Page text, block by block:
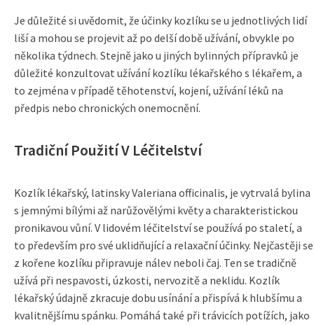
Je důležité si uvědomit, že účinky kozlíku se u jednotlivých lidí
liší a mohou se projevit až po delší době užívání, obvykle po
několika týdnech. Stejně jako u jiných bylinných přípravků je
důležité konzultovat užívání kozlíku lékařského s lékařem, a
to zejména v případě těhotenství, kojení, užívání léků na
předpis nebo chronických onemocnění.
Tradiční Použití V Léčitelství
Kozlík lékařský, latinsky Valeriana officinalis, je vytrvalá bylina
s jemnými bílými až narůžovělými květy a charakteristickou
pronikavou vůní. V lidovém léčitelství se používá po staletí, a
to především pro své uklidňující a relaxační účinky. Nejčastěji se
z kořene kozlíku připravuje nálev neboli čaj. Ten se tradičně
užívá při nespavosti, úzkosti, nervozitě a neklidu. Kozlík
lékařský údajně zkracuje dobu usínání a přispívá k hlubšímu a
kvalitnějšímu spánku. Pomáhá také při trávicích potížích, jako